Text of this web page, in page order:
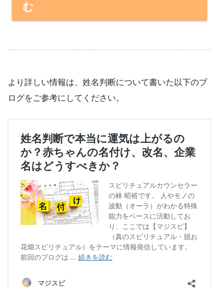
む
より詳しい情報は、姓名判断について書いた以下のブ
ログをご参考にしてください。